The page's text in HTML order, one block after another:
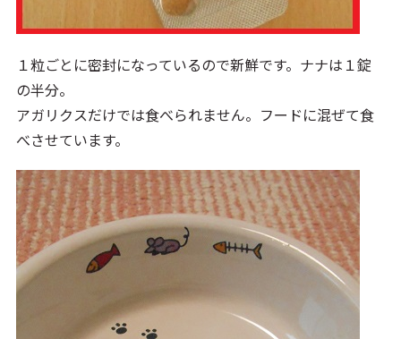
１粒ごとに密封になっているので新鮮です。ナナは１錠
の半分。
アガリクスだけでは食べられません。フードに混ぜて食
べさせています。